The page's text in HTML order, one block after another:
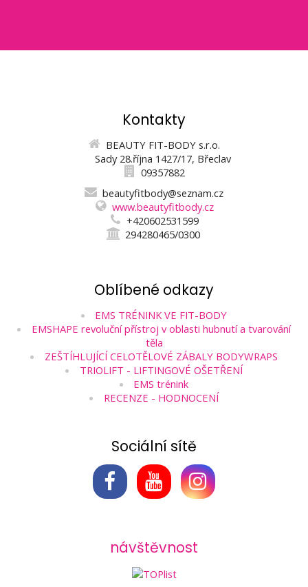
Kontakty
BEAUTY FIT-BODY s.r.o.
Sady 28.října 1427/17, Břeclav
09357882
beautyfitbody@seznam.cz
www.beautyfitbody.cz
+420602531599
294280465/0300
Oblíbené odkazy
EMS TRÉNINK VE FIT-BODY
EMSHAPE revoluční přístroj v oblasti hubnutí a tvarování
těla
ZEŠTÍHLUJÍCÍ CELOTĚLOVÉ ZÁBALY BODYWRAPS
TRIOLIFT - LIFTINGOVÉ OŠETŘENÍ
EMS trénink
RECENZE - HODNOCENÍ
Sociální sítě
návštěvnost